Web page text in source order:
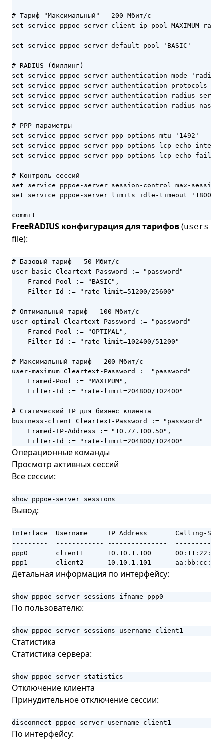
# Тариф "Максимальный" - 200 Мбит/с
set service pppoe-server client-ip-pool MAXIMUM
set service pppoe-server default-pool 'BASIC'
# RADIUS (биллинг)
set service pppoe-server authentication mode 'radius'
set service pppoe-server authentication protocols
set service pppoe-server authentication radius
set service pppoe-server authentication radius nas-
# PPP параметры
set service pppoe-server ppp-options mtu '1492'
set service pppoe-server ppp-options lcp-echo-
set service pppoe-server ppp-options lcp-echo-
# Контроль сессий
set service pppoe-server session-control max-
set service pppoe-server limits idle-timeout '1800'
commit
FreeRADIUS конфигурация для тарифов(users
file):
# Базовый тариф - 50 Мбит/с
user-basic Cleartext-Password := "password"
    Framed-Pool := "BASIC",
    Filter-Id := "rate-limit=51200/25600"
# Оптимальный тариф - 100 Мбит/с
user-optimal Cleartext-Password := "password"
    Framed-Pool := "OPTIMAL",
    Filter-Id := "rate-limit=102400/51200"
# Максимальный тариф - 200 Мбит/с
user-maximum Cleartext-Password := "password"
    Framed-Pool := "MAXIMUM",
    Filter-Id := "rate-limit=204800/102400"
# Статический IP для бизнес клиента
business-client Cleartext-Password := "password"
    Framed-IP-Address := "10.77.100.50",
    Filter-Id := "rate-limit=204800/102400"
Операционные команды
Просмотр активных сессий
Все сессии:
show pppoe-server sessions
Вывод:
Interface  Username     IP Address       Calling-
---------  ------------ ---------------
ppp0       client1      10.10.1.100
ppp1       client2      10.10.1.101
Детальная информация по интерфейсу:
show pppoe-server sessions ifname ppp0
По пользователю:
show pppoe-server sessions username client1
Статистика
Статистика сервера:
show pppoe-server statistics
Отключение клиента
Принудительное отключение сессии:
disconnect pppoe-server username client1
По интерфейсу: